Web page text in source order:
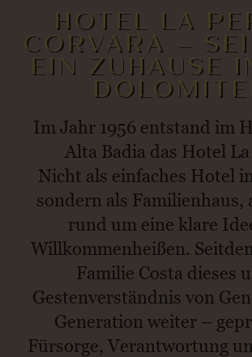
HOTEL LA
CORVARA –
EIN ZUHAUSE
Im Jahr 1956 entstand im
Alta Badia das Hotel La
Nicht als einfaches Hotel
sondern als Familienhaus,
rund um eine klare
Willkommenheißen.
Familie Costa dieses
Gestenverständnis von
Generation weiter –
Fürsorge, Verantwortung